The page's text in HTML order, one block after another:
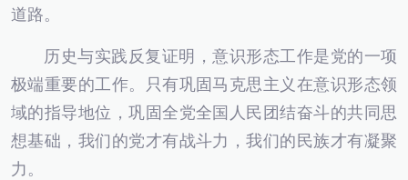
道路。
历史与实践反复证明，意识形态工作是党的一项
极端重要的工作。只有巩固马克思主义在意识形态领
域的指导地位，巩固全党全国人民团结奋斗的共同思
想基础，我们的党才有战斗力，我们的民族才有凝聚
力。